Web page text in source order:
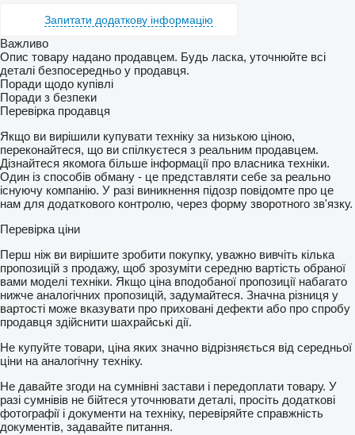
Запитати додаткову інформацію
Важливо
Опис товару надано продавцем. Будь ласка, уточнюйте всі
деталі безпосередньо у продавця.
Поради щодо купівлі
Поради з безпеки
Перевірка продавця
Якщо ви вирішили купувати техніку за низькою ціною,
переконайтеся, що ви спілкуєтеся з реальним продавцем.
Дізнайтеся якомога більше інформації про власника техніки.
Один із способів обману - це представляти себе за реально
існуючу компанію. У разі виникнення підозр повідомте про це
нам для додаткового контролю, через форму зворотного зв'язку.
Перевірка ціни
Перш ніж ви вирішите зробити покупку, уважно вивчіть кілька
пропозицій з продажу, щоб зрозуміти середню вартість обраної
вами моделі техніки. Якщо ціна вподобаної пропозиції набагато
нижче аналогічних пропозицій, задумайтеся. Значна різниця у
вартості може вказувати про приховані дефекти або про спробу
продавця здійснити шахрайські дії.
Не купуйте товари, ціна яких значно відрізняється від середньої
ціни на аналогічну техніку.
Не давайте згоди на сумнівні застави і передоплати товару. У
разі сумнівів не бійтеся уточнювати деталі, просіть додаткові
фотографії і документи на техніку, перевіряйте справжність
документів, задавайте питання.